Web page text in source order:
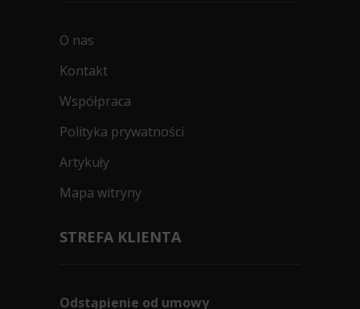
O nas
Kontakt
Współpraca
Polityka prywatności
Artykuły
Mapa witryny
STREFA KLIENTA
Odstąpienie od umowy